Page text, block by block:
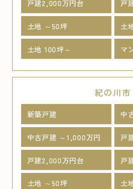
戸建2,000万円台 戸
土地 ～50坪 土
土地 100坪～ マ
紀の川市
新築戸建 中
中古戸建 ～1,000万円 戸
戸建2,000万円台 戸
土地 ～50坪 土